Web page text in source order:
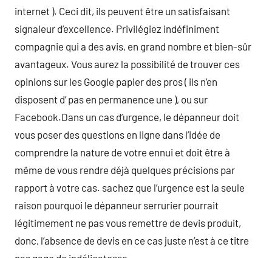
internet ). Ceci dit, ils peuvent être un satisfaisant
signaleur d’excellence. Privilégiez indéfiniment
compagnie qui a des avis, en grand nombre et bien-sûr
avantageux. Vous aurez la possibilité de trouver ces
opinions sur les Google papier des pros ( ils n’en
disposent d’ pas en permanence une ), ou sur
Facebook.Dans un cas d’urgence, le dépanneur doit
vous poser des questions en ligne dans l’idée de
comprendre la nature de votre ennui et doit être à
même de vous rendre déjà quelques précisions par
rapport à votre cas. sachez que l’urgence est la seule
raison pourquoi le dépanneur serrurier pourrait
légitimement ne pas vous remettre de devis produit,
donc, l’absence de devis en ce cas juste n’est à ce titre